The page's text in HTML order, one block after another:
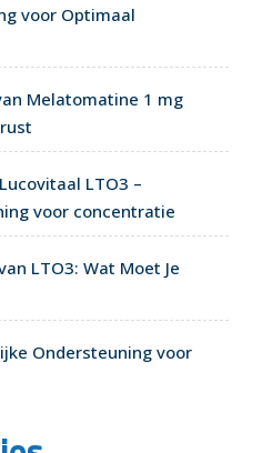
voor Optimaal
Melatomatine 1 mg
LTO3 –
voor concentratie
LTO3: Wat Moet Je
Ondersteuning voor